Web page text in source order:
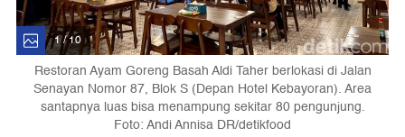
1 / 10
Restoran Ayam Goreng Basah Aldi Taher berlokasi di Jalan
Senayan Nomor 87, Blok S (Depan Hotel Kebayoran). Area
santapnya luas bisa menampung sekitar 80 pengunjung.
Foto: Andi Annisa DR/detikfood